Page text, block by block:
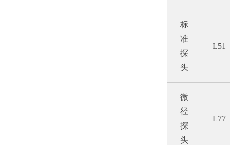
标
准
探
头
L51
微
径
探
头
L77